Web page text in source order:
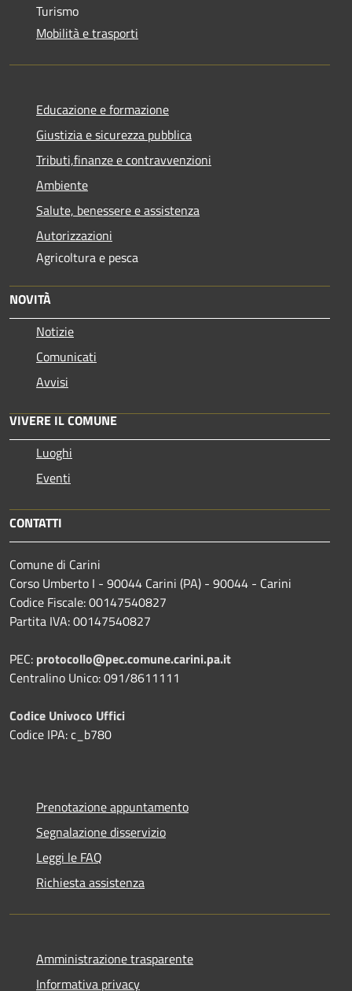
Turismo
Mobilità e trasporti
Educazione e formazione
Giustizia e sicurezza pubblica
Tributi,finanze e contravvenzioni
Ambiente
Salute, benessere e assistenza
Autorizzazioni
Agricoltura e pesca
NOVITÀ
Notizie
Comunicati
Avvisi
VIVERE IL COMUNE
Luoghi
Eventi
CONTATTI
Comune di Carini
Corso Umberto I - 90044 Carini (PA) - 90044 - Carini
Codice Fiscale: 00147540827
Partita IVA: 00147540827
PEC: protocollo@pec.comune.carini.pa.it
Centralino Unico: 091/8611111
Codice Univoco Uffici
Codice IPA: c_b780
Prenotazione appuntamento
Segnalazione disservizio
Leggi le FAQ
Richiesta assistenza
Amministrazione trasparente
Informativa privacy